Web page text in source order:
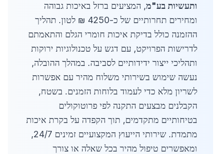
ותעשיות בע"מ, המציעים ברזל באיכות גבוהה
ומחירים תחרותיים של כ-4250 ₪ לטון. תהליך
ההזמנה כולל בדיקת איכות חומרי הגלם והתאמתם
לדרישות הפרויקט, עם דגש על טכנולוגיות ירוקות
ותהליכי ייצור ידידותיים לסביבה. במהלך ההובלה,
נעשה שימוש בשירותי משלוח מהיר עם אפשרות
לשריון מלא כדי לעמוד בלוחות הזמנים. בשטח,
הקבלנים מבצעים התקנה לפי פרוטוקולים
בטיחותיים מתקדמים, תוך הקפדה על בקרת איכות
מתמדת. שירותי הייעוץ המקצועיים זמינים 24/7,
ומאפשרים טיפול מהיר בכל שאלה או צורך